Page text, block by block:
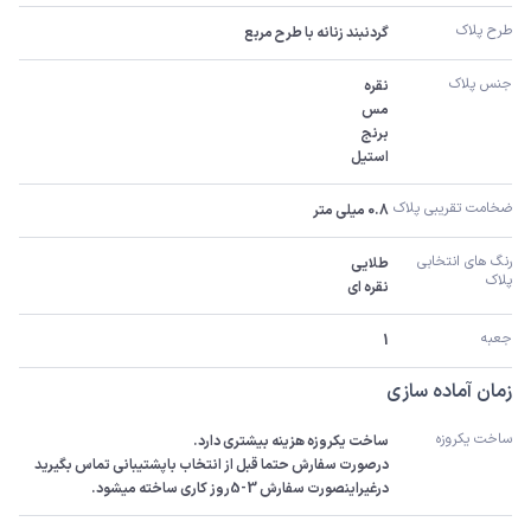
طرح پلاک گردنبند زنانه با طرح مربع
جنس پلاک
استیل
ضخامت تقریبی پلاک 0.8 میلی متر
پلاک
نقره ای
جعبه 1
زمان آماده سازی
ساخت یکروزه
درغیراینصورت سفارش 3-5روز کاری ساخته میشود.